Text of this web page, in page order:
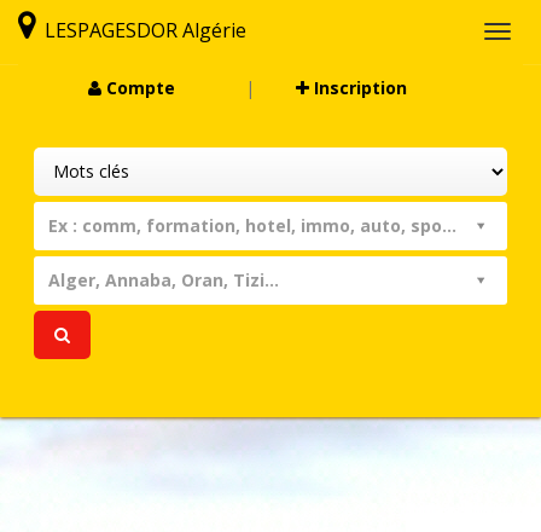
LESPAGESDOR Algérie
Compte
| Inscription
Ex : comm, formation, hotel, immo, auto, sport, assist...
Alger, Annaba, Oran, Tizi...